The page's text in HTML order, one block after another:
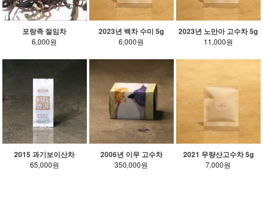
포랑족 절임차
6,000원
2023년 백차 수미 5g
6,000원
2023년 노만아 고수차 5g
11,000원
2015 과기보이산차
65,000원
2006년 이무 고수차
350,000원
2021 무량산고수차 5g
7,000원